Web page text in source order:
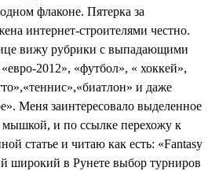
флаконе. Пятерка за
интернет-строителями честно.
вижу рубрики с выпадающими
2012», «футбол», « хоккей»,
и даже
Меня заинтересовало выделенное
мышкой, и по ссылке перехожу к
статье и читаю как есть: «Fantasy
широкий в Рунете выбор турниров